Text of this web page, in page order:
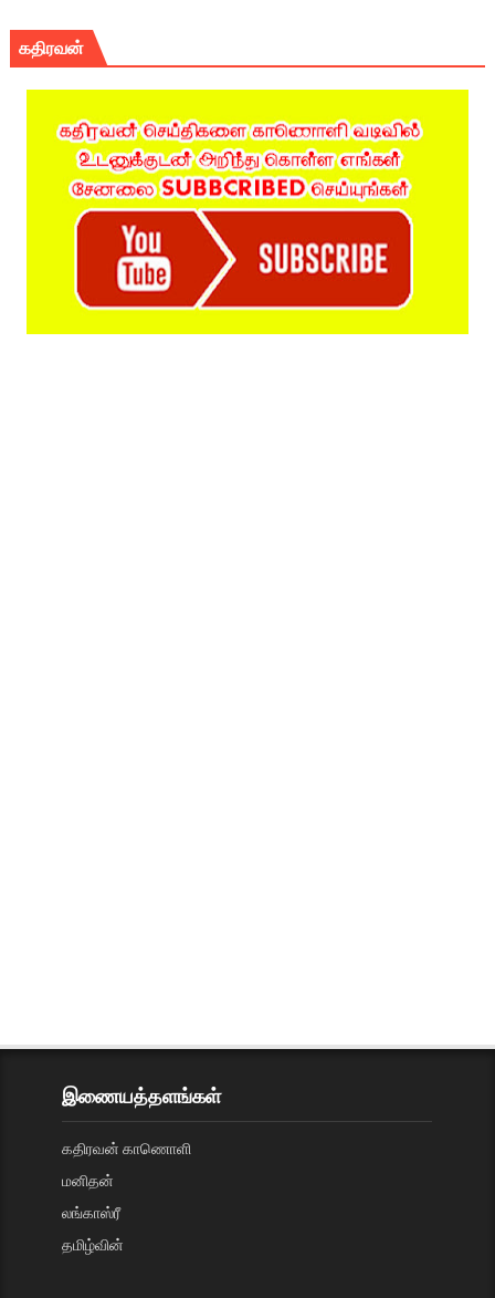
கதிரவன்
இணையத்தளங்கள்
கதிரவன் காணொளி
மனிதன்
லங்காஸ்ரீ
தமிழ்வின்